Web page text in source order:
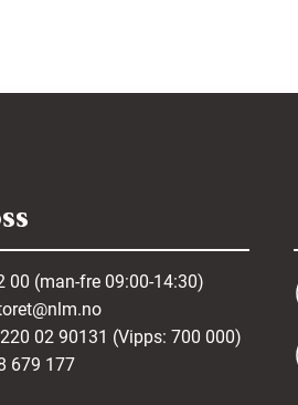
00 (man-fre 09:00-14:30)
02 90131 (Vipps: 700 000)
679 177